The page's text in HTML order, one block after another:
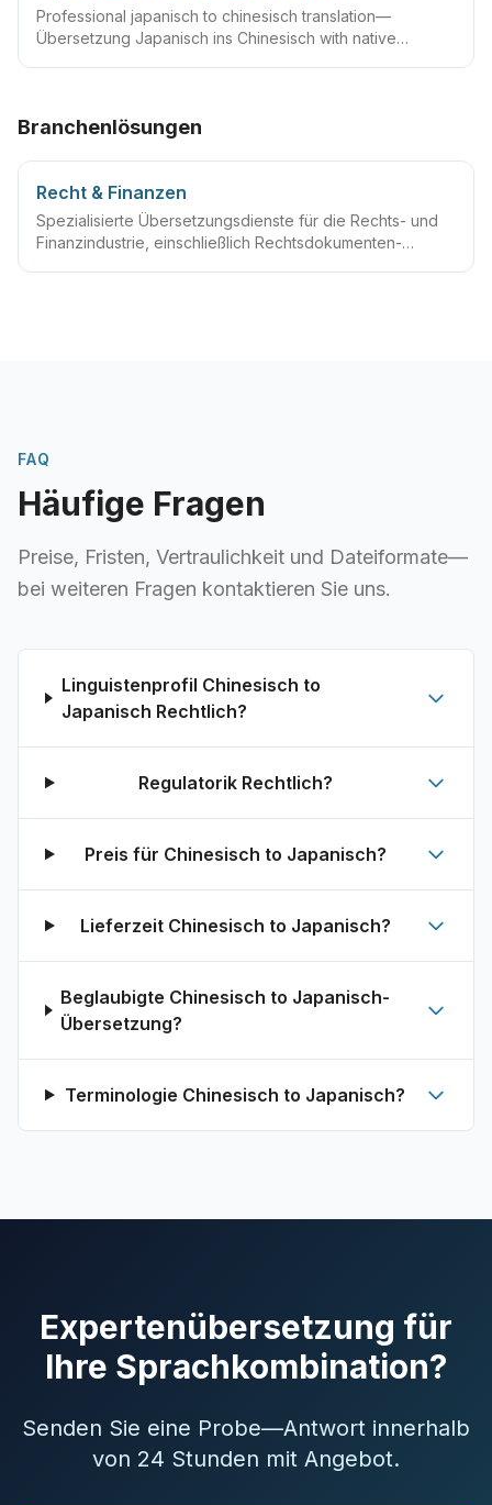
Professional japanisch to chinesisch translation—
Übersetzung Japanisch ins Chinesisch with native
Branchenlösungen
Recht & Finanzen
Spezialisierte Übersetzungsdienste für die Rechts- und
Finanzindustrie, einschließlich Rechtsdokumenten-
FAQ
Häufige Fragen
Preise, Fristen, Vertraulichkeit und Dateiformate—
bei weiteren Fragen kontaktieren Sie uns.
Linguistenprofil Chinesisch to
Japanisch Rechtlich?
Regulatorik Rechtlich?
Preis für Chinesisch to Japanisch?
Lieferzeit Chinesisch to Japanisch?
Beglaubigte Chinesisch to Japanisch-
Übersetzung?
Terminologie Chinesisch to Japanisch?
Expertenübersetzung für
Ihre Sprachkombination?
Senden Sie eine Probe—Antwort innerhalb
von 24 Stunden mit Angebot.